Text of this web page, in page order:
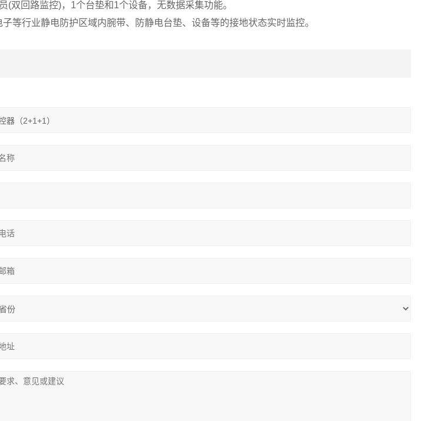
(双回路监控)，1个台垫和1个设备，无数据采集功能。
等行业静电防护区域内腕带、防静电台垫、设备等的接地状态实时监控。